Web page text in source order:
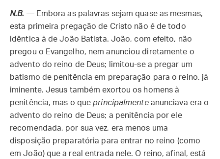
N.B. — Embora as palavras sejam quase as mesmas,
esta primeira pregação de Cristo não é de todo
idêntica à de João Batista. João, com efeito, não
pregou o Evangelho, nem anunciou diretamente o
advento do reino de Deus; limitou-se a pregar um
batismo de penitência em preparação para o reino, já
iminente. Jesus também exortou os homens à
penitência, mas o queprincipalmenteanunciava era o
advento do reino de Deus; a penitência por ele
recomendada, por sua vez, era menos uma
disposição preparatória para entrar no reino (como
em João) que a real entrada nele. O reino, afinal, está